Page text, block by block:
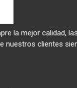
la mejor calidad,
nuestros clientes